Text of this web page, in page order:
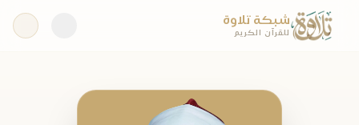
شبكة تلاوة
للقرآن الكريم